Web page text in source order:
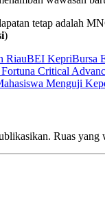
tetap adalah
)
RiauBEI KepriBursa
Critical
Menguji
Ruas yang